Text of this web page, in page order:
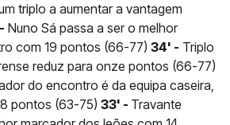
triplo a aumentar a vantagem
Nuno Sá passa a ser o melhor
com 19 pontos (66-77) 34' - Triplo
reduz para onze pontos (66-77)
do encontro é da equipa caseira,
pontos (63-75) 33' - Travante